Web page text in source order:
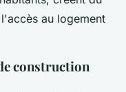
au logement
construction